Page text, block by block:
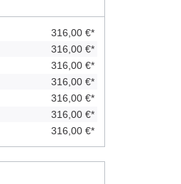
316,00 €*
316,00 €*
316,00 €*
316,00 €*
316,00 €*
316,00 €*
316,00 €*